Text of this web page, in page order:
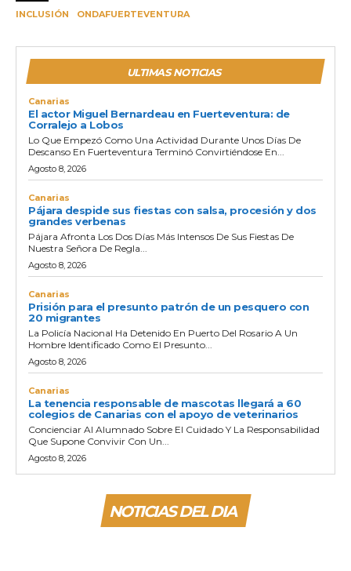
INCLUSIÓN
ONDAFUERTEVENTURA
ULTIMAS NOTICIAS
Canarias
El actor Miguel Bernardeau en Fuerteventura: de
Corralejo a Lobos
Lo Que Empezó Como Una Actividad Durante Unos Días De
Descanso En Fuerteventura Terminó Convirtiéndose En...
Agosto 8, 2026
Canarias
Pájara despide sus fiestas con salsa, procesión y dos
grandes verbenas
Pájara Afronta Los Dos Días Más Intensos De Sus Fiestas De
Nuestra Señora De Regla...
Agosto 8, 2026
Canarias
Prisión para el presunto patrón de un pesquero con
20 migrantes
La Policía Nacional Ha Detenido En Puerto Del Rosario A Un
Hombre Identificado Como El Presunto...
Agosto 8, 2026
Canarias
La tenencia responsable de mascotas llegará a 60
colegios de Canarias con el apoyo de veterinarios
Concienciar Al Alumnado Sobre El Cuidado Y La Responsabilidad
Que Supone Convivir Con Un...
Agosto 8, 2026
NOTICIAS DEL DIA